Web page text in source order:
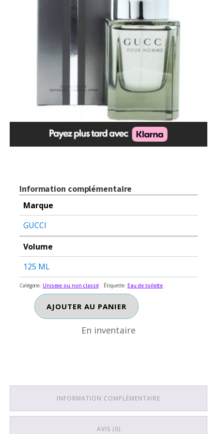
$115.00.
$89.99.
Information complémentaire
Marque
GUCCI
Volume
125 ML
Catégorie: Unisexe ou non classé Étiquette: Eau de toilette
quantité
de
GUCCI
AJOUTER AU PANIER
En inventaire
INFORMATION COMPLÉMENTAIRE
AVIS (0)